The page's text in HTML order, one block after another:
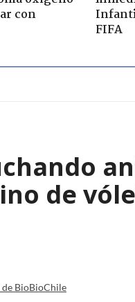
con
FIFA
de
de BioBioChile